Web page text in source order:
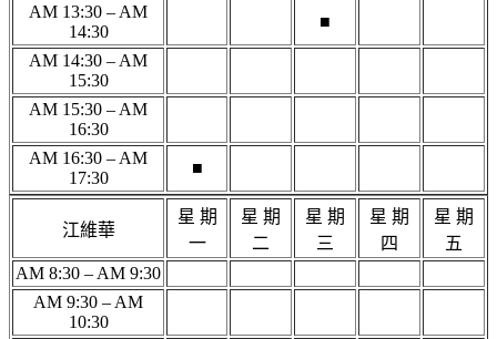
AM 13:30 – AM
14:30
■
AM 14:30 – AM
15:30
AM 15:30 – AM
16:30
AM 16:30 – AM
17:30
■
江維華
星 期
一
星 期
二
星 期
三
星 期
四
星 期
五
AM 8:30 – AM 9:30
AM 9:30 – AM
10:30